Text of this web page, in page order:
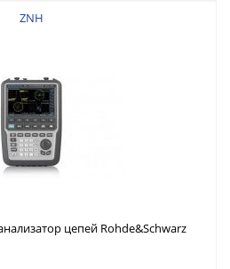
ZNH
цепей Rohde&Schwarz
30 кГц до 26,5 ГГц